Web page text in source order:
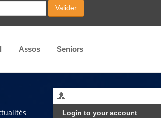
Valider
Assos Seniors
Login to your account